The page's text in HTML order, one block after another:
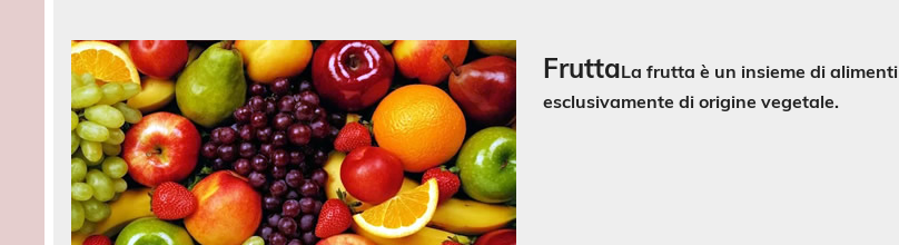
FruttaLa frutta è un insieme di alimenti
esclusivamente di origine vegetale.